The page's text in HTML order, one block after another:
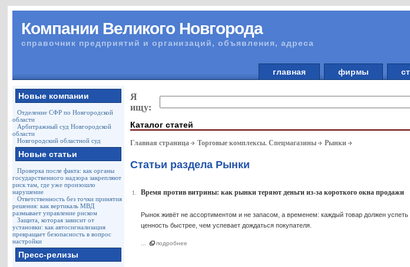
Компании Великого Новгорода
справочник предприятий и организаций, объявления, адреса
главная фирмы
Новые компании
Отделение СФР по Новгородской
области
Арбитражный суд Новгородской
области
Новгородский областной суд
Новые статьи
Проверка после факта: как органы
государственного надзора закрепляют
риск там, где уже произошло
нарушение
Ответственность без точки принятия
решения: как вертикаль МВД
размывает управление риском
Защита, которая зависит от
установки: как автосигнализация
превращает безопасность в вопрос
настройки
Пресс-релизы
Я
ищу:
Каталог статей
Главная страница Торговые комплексы. Спецмагазины Рынки
Статьи раздела Рынки
1. Время против витрины: как рынки теряют деньги из-за короткого окна продажи
Рынок живёт не ассортиментом и не запасом, а временем: каждый товар должен успеть
ценность быстрее, чем успевает дождаться покупателя.
подробнее